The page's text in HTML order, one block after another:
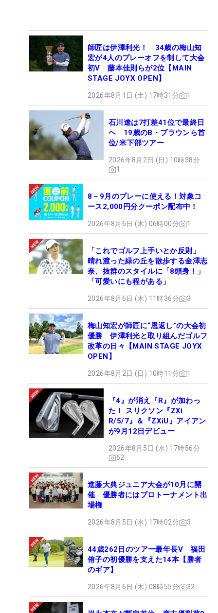
師匠は伊澤利光！ 34歳の梅山知
宏が4人のプレーオフを制して大会
初V 藤本佳則らが2位【MAIN
STAGE JOYX OPEN】
2026年8月1日 (土) 17時31分 1
石川遼は7打差41位で最終日
ヘ 19歳のB・ブラウンら首
位/米下部ツアー
2026年8月2日 (日) 10時38分
1
8－9月のプレーに使える！対象コ
ース2,000円分クーポン配布中！
2026年8月6日 (木) 06時00分 1
「これでゴルフ上手いとか反則」
晴れ渡った緑の丘を散歩する金澤志
奈、抜群のスタイルに「8頭身！」
「可愛いにも程がある」
2026年8月6日 (木) 11時36分 3
梅山知宏が師匠に“恩返し”の大会初
優勝 伊澤利光と取り組んだゴルフ
改革の日々【MAIN STAGE JOYX
OPEN】
2026年8月2日 (日) 10時11分 1
『4』が消え『R』が加わっ
た！ スリクソン『ZXi
R/5/7』＆『ZXiU』アイアン
が9月12日デビュー
2026年8月5日 (水) 17時56分
62
進藤大典ジュニア大会が10月に開
催 優勝者にはプロトーナメント出
場権
2026年8月5日 (水) 17時02分 3
44歳262日のツアー最年長V 福田
侑子の初優勝を支えた14本【勝者
のギア】
2026年8月6日 (木) 08時55分 32